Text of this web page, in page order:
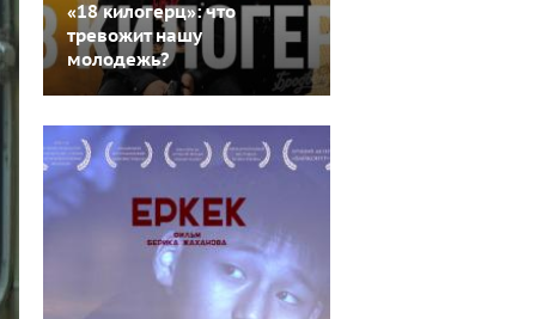
«18 килогерц»: что
тревожит нашу
молодежь?